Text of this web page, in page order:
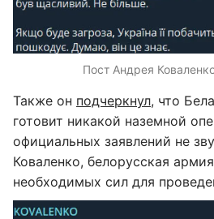
Пост Андрея
Также он подчеркнул, что
готовит никакой наземной
официальных заявлений не
Коваленко, белорусская
необходимых сил для